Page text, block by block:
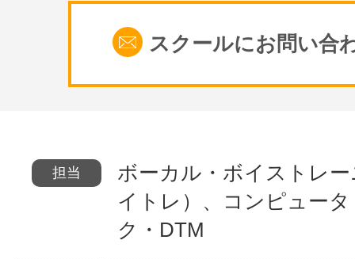
スクールにお問い合
担当
ボーカル・ボイストレ
イトレ）、コンピュー
ク・DTM